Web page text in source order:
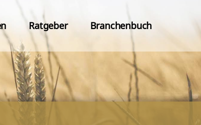
Ratgeber Branchenbuch